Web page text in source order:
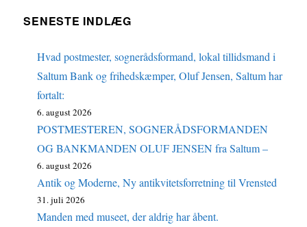
SENESTE INDLÆG
Hvad postmester, sognerådsformand, lokal tillidsmand i
Saltum Bank og frihedskæmper, Oluf Jensen, Saltum har
fortalt:
6. august 2026
POSTMESTEREN, SOGNERÅDSFORMANDEN
OG BANKMANDEN OLUF JENSEN fra Saltum –
6. august 2026
Antik og Moderne, Ny antikvitetsforretning til Vrensted
31. juli 2026
Manden med museet, der aldrig har åbent.